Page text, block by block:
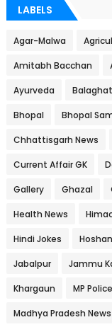
LABELS
Agar-Malwa
Amitabh Bacchan
Ayurveda Balaghat
Bhopal Bhopal
Chhattisgarh News
Current Affair GK
Gallery Ghazal
Health News
Hindi Jokes
Jabalpur Jammu
Khargaun MP Police
Madhya Pradesh News